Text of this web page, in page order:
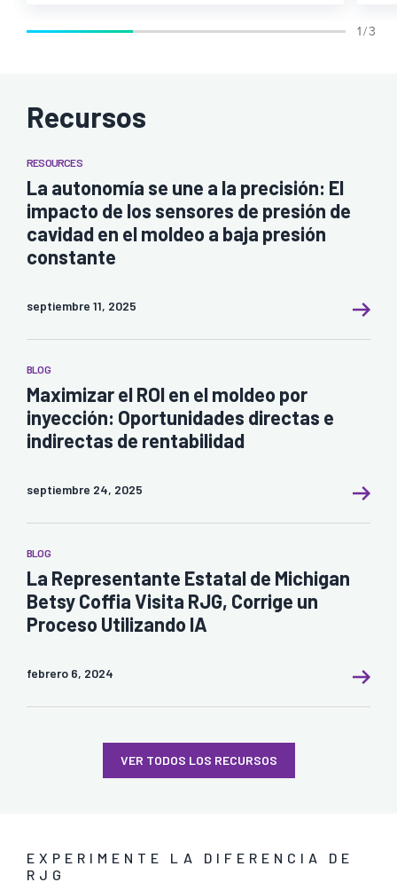
1 / 3
Recursos
VER TODOS LOS RECURSOS
RESOURCES
La autonomía se une a la precisión: El
impacto de los sensores de presión de
cavidad en el moldeo a baja presión
constante
septiembre 11, 2025
BLOG
Maximizar el ROI en el moldeo por
inyección: Oportunidades directas e
indirectas de rentabilidad
septiembre 24, 2025
BLOG
La Representante Estatal de Michigan
Betsy Coffia Visita RJG, Corrige un
Proceso Utilizando IA
febrero 6, 2024
EXPERIMENTE LA DIFERENCIA DE
RJG